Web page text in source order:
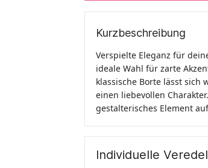
Kurzbeschreibung
Verspielte Eleganz für
ideale Wahl für zarte
klassische Borte lässt
einen liebevollen
gestalterisches Element
Individuelle